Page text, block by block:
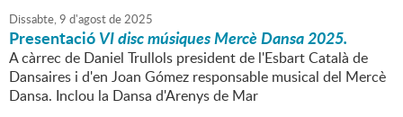
Dissabte,9 d'agostde2025
PresentacióVI disc músiques Mercè Dansa 2025.
A càrrec de Daniel Trullols president de l'Esbart Català de
Dansaires i d'en Joan Gómez responsable musical del Mercè
Dansa. Inclou la Dansa d'Arenys de Mar